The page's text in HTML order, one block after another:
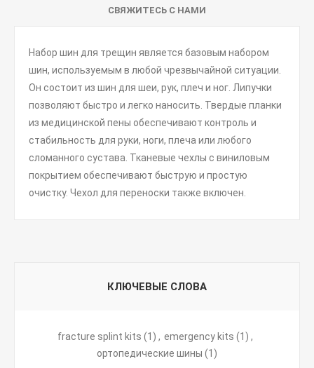
СВЯЖИТЕСЬ С НАМИ
Набор шин для трещин является базовым набором
шин, используемым в любой чрезвычайной ситуации.
Он состоит из шин для шеи, рук, плеч и ног. Липучки
позволяют быстро и легко наносить. Твердые планки
из медицинской пены обеспечивают контроль и
стабильность для руки, ноги, плеча или любого
сломанного сустава. Тканевые чехлы с виниловым
покрытием обеспечивают быструю и простую
очистку. Чехол для переноски также включен.
КЛЮЧЕВЫЕ СЛОВА
fracture splint kits (1) , emergency kits (1) ,
ортопедические шины (1)